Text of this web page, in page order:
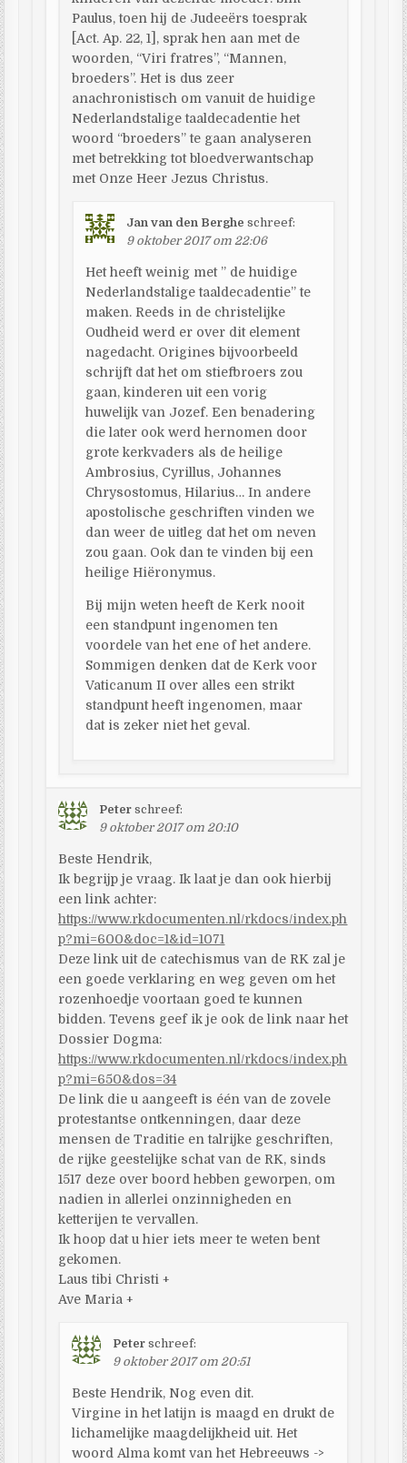
Paulus, toen hij de Judeeërs toesprak
[Act. Ap. 22, 1], sprak hen aan met de
woorden, “Viri fratres”, “Mannen,
broeders”. Het is dus zeer
anachronistisch om vanuit de huidige
Nederlandstalige taaldecadentie het
woord “broeders” te gaan analyseren
met betrekking tot bloedverwantschap
met Onze Heer Jezus Christus.
Jan van den Berghe schreef:
9 oktober 2017 om 22:06
Het heeft weinig met ” de huidige
Nederlandstalige taaldecadentie” te
maken. Reeds in de christelijke
Oudheid werd er over dit element
nagedacht. Origines bijvoorbeeld
schrijft dat het om stiefbroers zou
gaan, kinderen uit een vorig
huwelijk van Jozef. Een benadering
die later ook werd hernomen door
grote kerkvaders als de heilige
Ambrosius, Cyrillus, Johannes
Chrysostomus, Hilarius… In andere
apostolische geschriften vinden we
dan weer de uitleg dat het om neven
zou gaan. Ook dan te vinden bij een
heilige Hiëronymus.
Bij mijn weten heeft de Kerk nooit
een standpunt ingenomen ten
voordele van het ene of het andere.
Sommigen denken dat de Kerk voor
Vaticanum II over alles een strikt
standpunt heeft ingenomen, maar
dat is zeker niet het geval.
Peter schreef:
9 oktober 2017 om 20:10
Beste Hendrik,
Ik begrijp je vraag. Ik laat je dan ook hierbij
een link achter:
https://www.rkdocumenten.nl/rkdocs/index.ph
p?mi=600&doc=1&id=1071
Deze link uit de catechismus van de RK zal je
een goede verklaring en weg geven om het
rozenhoedje voortaan goed te kunnen
bidden. Tevens geef ik je ook de link naar het
Dossier Dogma:
https://www.rkdocumenten.nl/rkdocs/index.ph
p?mi=650&dos=34
De link die u aangeeft is één van de zovele
protestantse ontkenningen, daar deze
mensen de Traditie en talrijke geschriften,
de rijke geestelijke schat van de RK, sinds
1517 deze over boord hebben geworpen, om
nadien in allerlei onzinnigheden en
ketterijen te vervallen.
Ik hoop dat u hier iets meer te weten bent
gekomen.
Laus tibi Christi +
Ave Maria +
Peter schreef:
9 oktober 2017 om 20:51
Beste Hendrik, Nog even dit.
Virgine in het latijn is maagd en drukt de
lichamelijke maagdelijkheid uit. Het
woord Alma komt van het Hebreeuws ->